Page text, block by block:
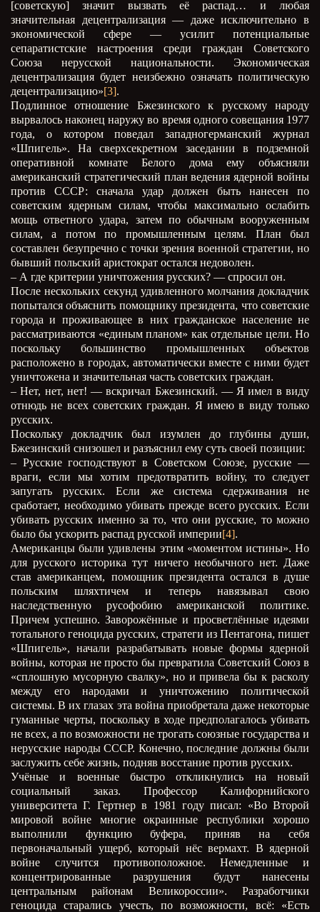
[советскую] значит вызвать её распад… и любая
значительная децентрализация — даже исключительно в
экономической сфере — усилит потенциальные
сепаратистские настроения среди граждан Советского
Союза нерусской национальности. Экономическая
децентрализация будет неизбежно означать политическую
децентрализацию»[3].
Подлинное отношение Бжезинского к русскому народу
вырвалось наконец наружу во время одного совещания 1977
года, о котором поведал западногерманский журнал
«Шпигель». На сверхсекретном заседании в подземной
оперативной комнате Белого дома ему объясняли
американский стратегический план ведения ядерной войны
против СССР: сначала удар должен быть нанесен по
советским ядерным силам, чтобы максимально ослабить
мощь ответного удара, затем по обычным вооруженным
силам, а потом по промышленным целям. План был
составлен безупречно с точки зрения военной стратегии, но
бывший польский аристократ остался недоволен.
– А где критерии уничтожения русских? — спросил он.
После нескольких секунд удивленного молчания докладчик
попытался объяснить помощнику президента, что советские
города и проживающее в них гражданское население не
рассматриваются «единым планом» как отдельные цели. Но
поскольку большинство промышленных объектов
расположено в городах, автоматически вместе с ними будет
уничтожена и значительная часть советских граждан.
– Нет, нет, нет! — вскричал Бжезинский. — Я имел в виду
отнюдь не всех советских граждан. Я имею в виду только
русских.
Поскольку докладчик был изумлен до глубины души,
Бжезинский снизошел и разъяснил ему суть своей позиции:
– Русские господствуют в Советском Союзе, русские —
враги, если мы хотим предотвратить войну, то следует
запугать русских. Если же система сдерживания не
сработает, необходимо убивать прежде всего русских. Если
убивать русских именно за то, что они русские, то можно
было бы ускорить распад русской империи[4].
Американцы были удивлены этим «моментом истины». Но
для русского историка тут ничего необычного нет. Даже
став американцем, помощник президента остался в душе
польским шляхтичем и теперь навязывал свою
наследственную русофобию американской политике.
Причем успешно. Заворожённые и просветлённые идеями
тотального геноцида русских, стратеги из Пентагона, пишет
«Шпигель», начали разрабатывать новые формы ядерной
войны, которая не просто бы превратила Советский Союз в
«сплошную мусорную свалку», но и привела бы к расколу
между его народами и уничтожению политической
системы. В их глазах эта война приобретала даже некоторые
гуманные черты, поскольку в ходе предполагалось убивать
не всех, а по возможности не трогать союзные государства и
нерусские народы СССР. Конечно, последние должны были
заслужить себе жизнь, подняв восстание против русских.
Учёные и военные быстро откликнулись на новый
социальный заказ. Профессор Калифорнийского
университета Г. Гертнер в 1981 году писал: «Во Второй
мировой войне многие окраинные республики хорошо
выполнили функцию буфера, приняв на себя
первоначальный ущерб, который нёс вермахт. В ядерной
войне случится противоположное. Немедленные и
концентрированные разрушения будут нанесены
центральным районам Великороссии». Разработчики
геноцида старались учесть, по возможности, всё: «Есть